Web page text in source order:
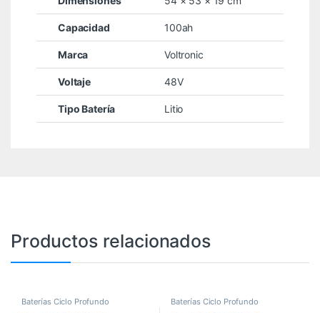
Capacidad 100ah
Marca Voltronic
Voltaje 48V
Tipo Batería Litio
Productos relacionados
Baterías Ciclo Profundo Baterías Ciclo Profundo